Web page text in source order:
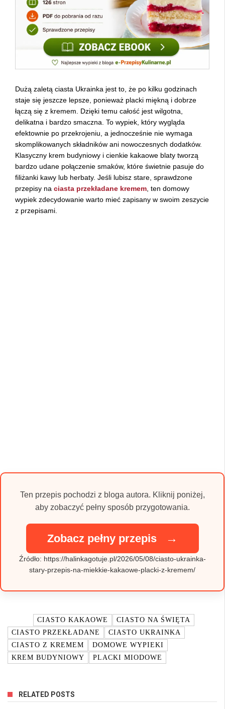
Dużą zaletą ciasta Ukrainka jest to, że po kilku godzinach
staje się jeszcze lepsze, ponieważ placki miękną i dobrze
łączą się z kremem. Dzięki temu całość jest wilgotna,
delikatna i bardzo smaczna. To wypiek, który wygląda
efektownie po przekrojeniu, a jednocześnie nie wymaga
skomplikowanych składników ani nowoczesnych dodatków.
Klasyczny krem budyniowy i cienkie kakaowe blaty tworzą
bardzo udane połączenie smaków, które świetnie pasuje do
filiżanki kawy lub herbaty. Jeśli lubisz stare, sprawdzone
przepisy na ciasta przekładane kremem , ten domowy
wypiek zdecydowanie warto mieć zapisany w swoim zeszycie
z przepisami.
Ten przepis pochodzi z bloga autora. Kliknij poniżej,
aby zobaczyć pełny sposób przygotowania.
Zobacz pełny przepis →
Źródło: https://halinkagotuje.pl/2026/05/08/ciasto-ukrainka-
stary-przepis-na-miekkie-kakaowe-placki-z-kremem/
CIASTO KAKAOWE
CIASTO NA ŚWIĘTA
CIASTO PRZEKŁADANE
CIASTO UKRAINKA
CIASTO Z KREMEM
DOMOWE WYPIEKI
KREM BUDYNIOWY
PLACKI MIODOWE
RELATED POSTS